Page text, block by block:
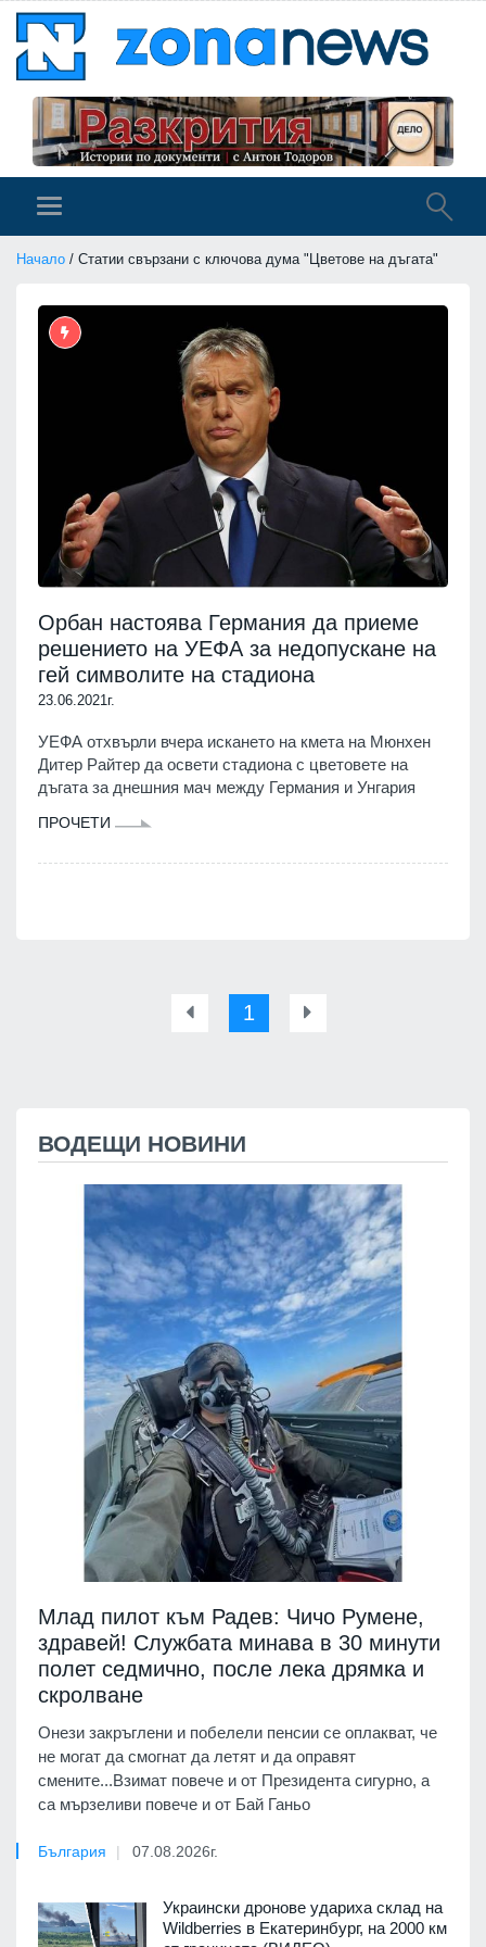
Начало / Статии свързани с ключова дума "Цветове на дъгата"
Орбан настоява Германия да приеме
решението на УЕФА за недопускане на
гей символите на стадиона
23.06.2021г.
УЕФА отхвърли вчера искането на кмета на Мюнхен
Дитер Райтер да освети стадиона с цветовете на
дъгата за днешния мач между Германия и Унгария
ПРОЧЕТИ
1
ВОДЕЩИ НОВИНИ
Млад пилот към Радев: Чичо Румене,
здравей! Службата минава в 30 минути
полет седмично, после лека дрямка и
скролване
Онези закръглени и побелели пенсии се оплакват, че
не могат да смогнат да летят и да оправят
смените...Взимат повече и от Президента сигурно, а
са мързеливи повече и от Бай Ганьо
България 07.08.2026г.
Украински дронове удариха склад на
Wildberries в Екатеринбург, на 2000 км